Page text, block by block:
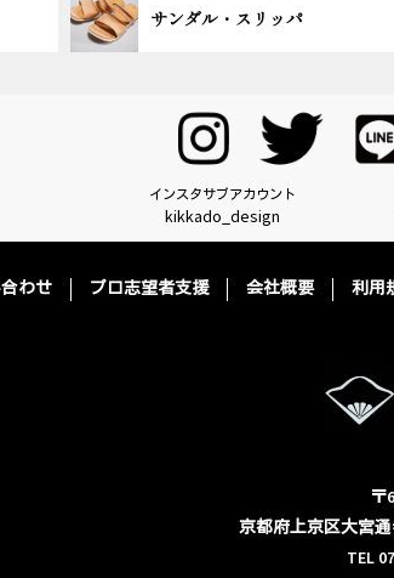
サンダル・スリッパ
インスタサブアカウント
kikkado_design
わせ プロ志望者支援 会社概要 利用
〒
京都府上京区大宮
TEL